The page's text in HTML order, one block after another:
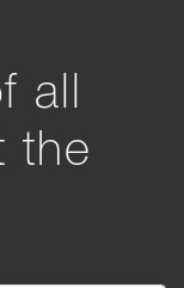
all
the